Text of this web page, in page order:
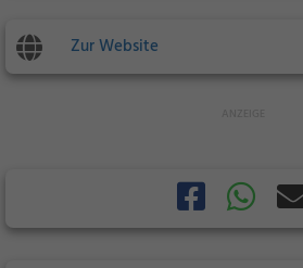
Zur Website